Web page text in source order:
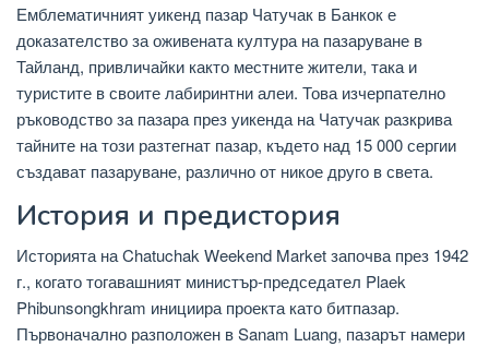
Емблематичният уикенд пазар Чатучак в Банкок е
доказателство за оживената култура на пазаруване в
Тайланд, привличайки както местните жители, така и
туристите в своите лабиринтни алеи. Това изчерпателно
ръководство за пазара през уикенда на Чатучак разкрива
тайните на този разтегнат пазар, където над 15 000 сергии
създават пазаруване, различно от никое друго в света.
История и предистория
Историята на Chatuchak Weekend Market започва през 1942
г., когато тогавашният министър-председател Plaek
Phibunsongkhram инициира проекта като битпазар.
Първоначално разположен в Sanam Luang, пазарът намери